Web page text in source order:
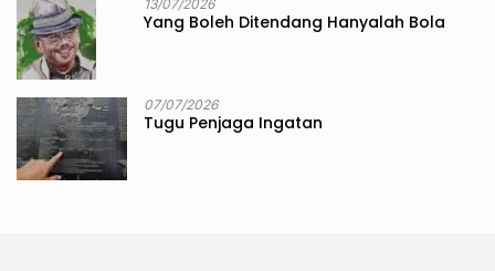
13/07/2026
Yang Boleh Ditendang Hanyalah Bola
07/07/2026
Tugu Penjaga Ingatan